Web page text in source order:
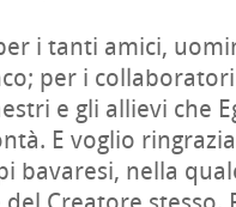
i tanti amici,
per i
e gli allievi che
E voglio
bavaresi, nella